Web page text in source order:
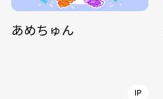
あめちゅん
IP